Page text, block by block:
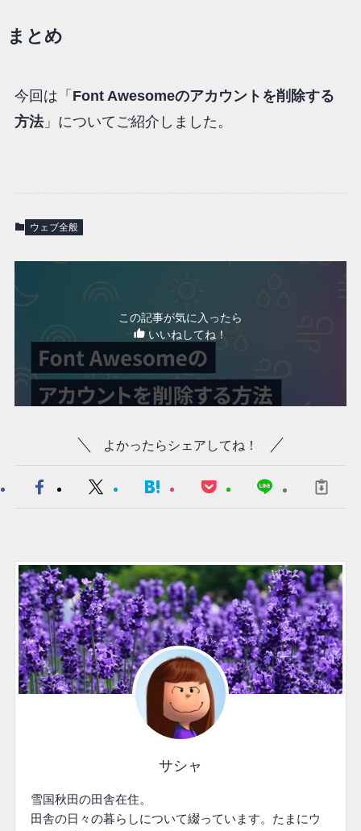
まとめ
今回は「 Font Awesomeのアカウントを削除する
方法」についてご紹介しました。
ウェブ全般
この記事が気に入ったら
いいねしてね！
よかったらシェアしてね！
サシャ
雪国秋田の田舎在住。
田舎の日々の暮らしについて綴っています。たまにウ